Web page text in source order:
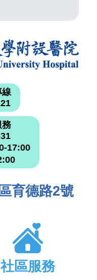
線
務
17:00
育德路2號
社區服務